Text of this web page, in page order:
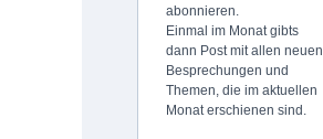
abonnieren.
Einmal im Monat gibts
dann Post mit allen neuen
Besprechungen und
Themen, die im aktuellen
Monat erschienen sind.